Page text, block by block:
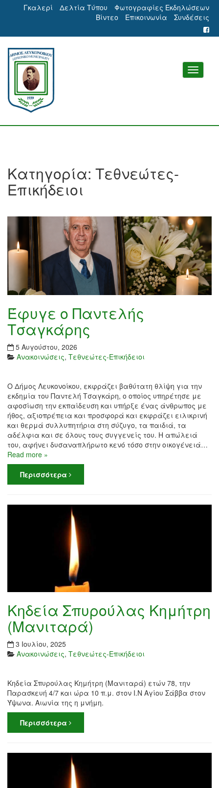
Γκαλερί Δελτία Τύπου
Φωτογραφίες Εκδηλώσεων
Βίντεο
Επικοινωνία Συνδέσεις
Κατηγορία: Τεθνεώτες-
Επικήδειοι
Έφυγε ο Παντελής
Τσαγκάρης
5 Αυγούστου, 2026
Ανακοινώσεις, Τεθνεώτες-Επικήδειοι
Ο Δήμος Λευκονοίκου, εκφράζει βαθύτατη θλίψη για την
εκδημία του Παντελή Τσαγκάρη, ο οποίος υπηρέτησε με
αφοσίωση την εκπαίδευση και υπήρξε ένας άνθρωπος με
ήθος, αξιοπρέπεια και προσφορά και εκφράζει ειλικρινή
και θερμά συλλυπητήρια στη σύζυγο, τα παιδιά, τα
αδέλφια και σε όλους τους συγγενείς του. Η απώλειά
του, αφήνει δυσαναπλήρωτο κενό τόσο στην οικογένειά…
Read more »
Περισσότερα
Kηδεία Σπυρούλας Κημήτρη
(Μανιταρά)
3 Ιουλίου, 2025
Ανακοινώσεις, Τεθνεώτες-Επικήδειοι
Kηδεία Σπυρούλας Κημήτρη (Μανιταρά) ετών 78, την
Παρασκευή 4/7 και ώρα 10 π.μ. στον Ι.Ν Αγίου Σάββα στον
Ύψωνα. Αιωνία της η μνήμη.
Περισσότερα